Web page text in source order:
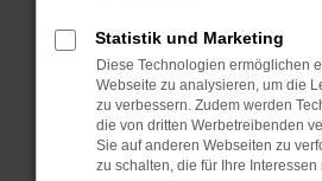
Betriebssystem auf dem
sind.
Veraltete Software birgt
Sicherheitsrisiko, sondern
führen, dass bestimmte
unterstützt werden.
Statistik und Marketing
Diese Technologien ermöglichen
Webseite zu analysieren, um die
zu verbessern. Zudem werden
die von dritten Werbetreibenden
Sie auf anderen Webseiten zu
zu schalten, die für Ihre